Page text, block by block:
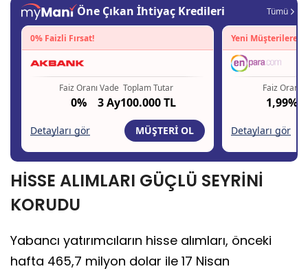
HİSSE ALIMLARI GÜÇLÜ SEYRİNİ
KORUDU
Yabancı yatırımcıların hisse alımları, önceki
hafta 465,7 milyon dolar ile 17 Nisan